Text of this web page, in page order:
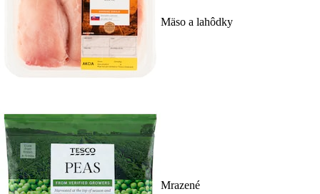
Mäso a lahôdky
Mrazené